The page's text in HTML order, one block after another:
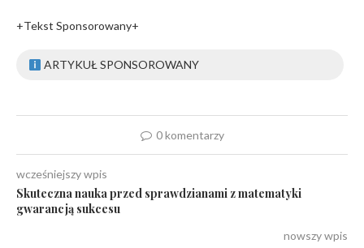
+Tekst Sponsorowany+
ARTYKUŁ SPONSOROWANY
0 komentarzy
wcześniejszy wpis
Skuteczna nauka przed sprawdzianami z matematyki
gwarancją sukcesu
nowszy wpis